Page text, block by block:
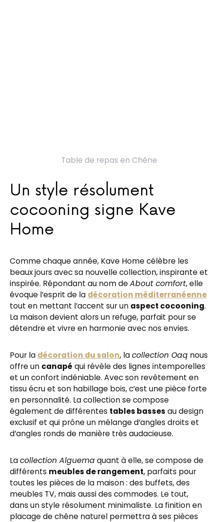
Table de repas en Chêne
Un style résolument
cocooning signe Kave
Home
Comme chaque année, Kave Home célèbre les
beaux jours avec sa nouvelle collection, inspirante et
inspirée. Répondant au nom deAbout comfort, elle
évoque l’esprit de la décoration méditerranéenne
tout en mettant l’accent sur un aspect cocooning.
La maison devient alors un refuge, parfait pour se
détendre et vivre en harmonie avec nos envies.
Pour la décoration du salon, lacollection Oaq nous
offre un canapé qui révèle des lignes intemporelles
et un confort indéniable. Avec son revêtement en
tissu écru et son habillage bois, c’est une pièce forte
en personnalité. La collection se compose
également de différentes tables basses au design
exclusif et qui prône un mélange d’angles droits et
d’angles ronds de manière très audacieuse.
Lacollection Alguema quant à elle, se compose de
différents meubles de rangement, parfaits pour
toutes les pièces de la maison : des buffets, des
meubles TV, mais aussi des commodes. Le tout,
dans un style résolument minimaliste. La finition en
placage de chêne naturel permettra à ses pièces